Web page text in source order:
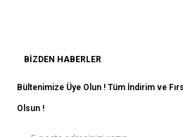
BIZDEN HABERLER
Bültenimize Üye Olun ! Tüm İndirim ve
Olsun !